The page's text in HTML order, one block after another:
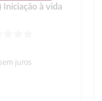
Iniciação à vida
juros